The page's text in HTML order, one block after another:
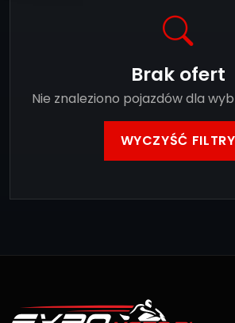
Brak ofert
Nie znaleziono pojazdów dla
WYCZYŚĆ FILTRY